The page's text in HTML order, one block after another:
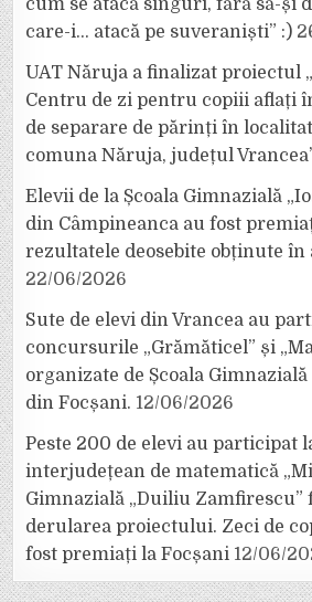
cum se atacă singuri, fără să-și
care-i… atacă pe suveraniști” :)
UAT Năruja a finalizat proiectul
Centru de zi pentru copiii aflați
de separare de părinți în
comuna Năruja, județul
Elevii de la Școala Gimnazială
din Câmpineanca au fost
rezultatele deosebite obținute în
22/06/2026
Sute de elevi din Vrancea au
concursurile „Grămăticel” și
organizate de Școala Gimnazială
din Focșani. 12/06/2026
Peste 200 de elevi au participat
interjudețean de matematică
Gimnazială „Duiliu
derularea proiectului. Zeci de
fost premiați la Focșani 12/06/